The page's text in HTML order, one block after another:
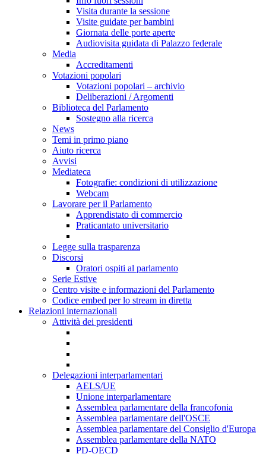
Visita durante la sessione
Visite guidate per bambini
Giornata delle porte aperte
Audiovisita guidata di Palazzo federale
Media
Accreditamenti
Votazioni popolari
Votazioni popolari – archivio
Deliberazioni / Argomenti
Biblioteca del Parlamento
Sostegno alla ricerca
News
Temi in primo piano
Aiuto ricerca
Avvisi
Mediateca
Fotografie: condizioni di utilizzazione
Webcam
Lavorare per il Parlamento
Apprendistato di commercio
Praticantato universitario
Legge sulla trasparenza
Discorsi
Oratori ospiti al parlamento
Serie Estive
Centro visite e informazioni del Parlamento
Codice embed per lo stream in diretta
Relazioni internazionali
Attività dei presidenti
Delegazioni interparlamentari
AELS/UE
Unione interparlamentare
Assemblea parlamentare della francofonia
Assemblea parlamentare dell'OSCE
Assemblea parlamentare del Consiglio d'Europa
Assemblea parlamentare della NATO
PD-OECD